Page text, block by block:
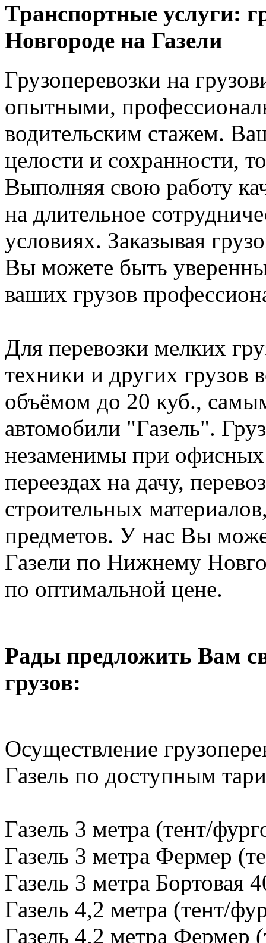
Транспортные услуги:
Новгороде на Газели
Грузоперевозки на
опытными,
водительским стажем.
целости и сохранности,
Выполняя свою работу
на длительное
условиях. Заказывая
Вы можете быть
ваших грузов
Для перевозки мелких
техники и других
объёмом до 20 куб.,
автомобили "Газель".
незаменимы при офисных
переездах на дачу,
строительных
предметов. У нас Вы
Газели по Нижнему
по оптимальной цене.
Рады предложить Вам
грузов:
Осуществление
Газель по доступным
Газель 3 метра (тент/
Газель 3 метра Фермер
Газель 3 метра Бортовая
Газель 4,2 метра (тент/
Газель 4,2 метра Фермер